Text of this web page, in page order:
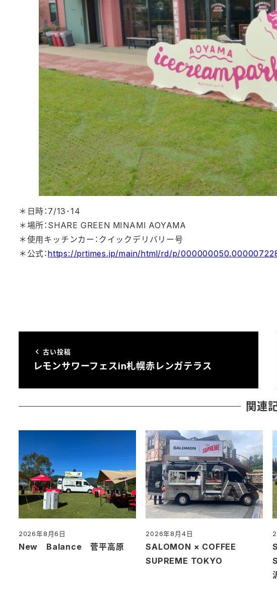
＊日時：7/13･14
＊場所：SHARE GREEN MINAMI AOYAMA
＊使用キッチンカー：クイックデリバリー号
＊公式：https://prtimes.jp/main/html/rd/p/
古い投稿
レモンサワーフェスin札幌赤レンガテラス
関連
New Balance 菅平高原
2026年8月6日
SALOMON × COFFEE
SUPREME TOKYO
2026年8月4日